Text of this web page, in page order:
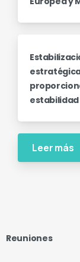
Leer más
Reuniones